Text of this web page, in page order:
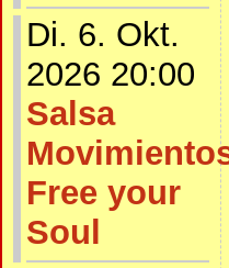
Di. 6. Okt.
2026 20:00
Salsa
Free your
Soul